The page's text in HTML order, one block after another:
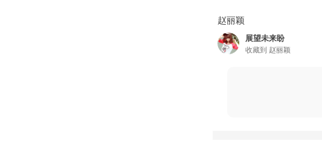
赵丽颖
展望未来盼
收藏到 赵丽颖